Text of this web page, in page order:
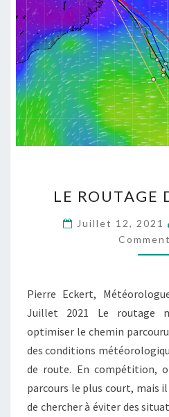
LE ROUTAGE
Juillet 12, 2021
Pierre Eckert,
Juillet 2021 Le routage
optimiser le chemin
des conditions
de route. En compétition,
parcours le plus court, mais
de chercher à éviter des